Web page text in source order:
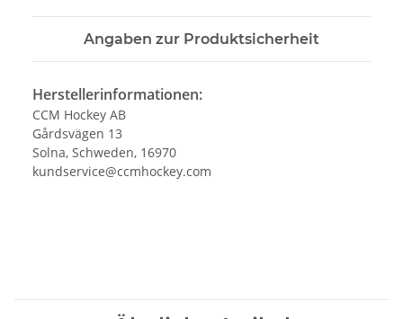
Angaben zur Produktsicherheit
Herstellerinformationen:
CCM Hockey AB
Gårdsvägen 13
Solna, Schweden, 16970
kundservice@ccmhockey.com